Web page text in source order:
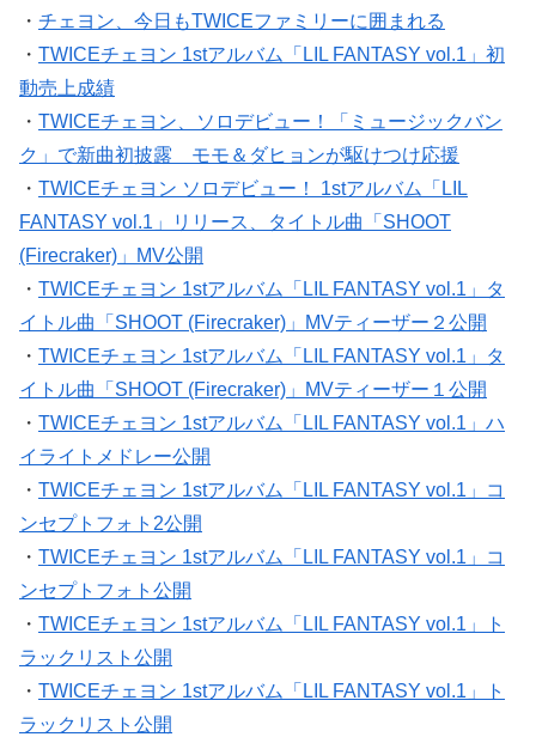
・ チェヨン、今日もTWICEファミリーに囲まれる
・ TWICEチェヨン 1stアルバム「LIL FANTASY vol.1」初
動売上成績
・ TWICEチェヨン、ソロデビュー！「ミュージックバン
ク」で新曲初披露 モモ＆ダヒョンが駆けつけ応援
・ TWICEチェヨン ソロデビュー！ 1stアルバム「LIL
FANTASY vol.1」リリース、タイトル曲「SHOOT
(Firecraker)」MV公開
・ TWICEチェヨン 1stアルバム「LIL FANTASY vol.1」タ
イトル曲「SHOOT (Firecraker)」MVティーザー２公開
・ TWICEチェヨン 1stアルバム「LIL FANTASY vol.1」タ
イトル曲「SHOOT (Firecraker)」MVティーザー１公開
・ TWICEチェヨン 1stアルバム「LIL FANTASY vol.1」ハ
イライトメドレー公開
・ TWICEチェヨン 1stアルバム「LIL FANTASY vol.1」コ
ンセプトフォト2公開
・ TWICEチェヨン 1stアルバム「LIL FANTASY vol.1」コ
ンセプトフォト公開
・ TWICEチェヨン 1stアルバム「LIL FANTASY vol.1」ト
ラックリスト公開
・ TWICEチェヨン 1stアルバム「LIL FANTASY vol.1」ト
ラックリスト公開